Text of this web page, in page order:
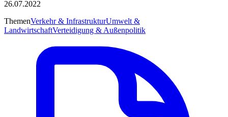
26.07.2022
ThemenVerkehr & InfrastrukturUmwelt &
LandwirtschaftVerteidigung & Außenpolitik